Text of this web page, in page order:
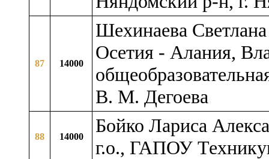
87 14000
Шехинаева
Осетия - Алания,
В. М. Дегоева
88 14000
Бойко Лариса
г.о., ГАПОУ